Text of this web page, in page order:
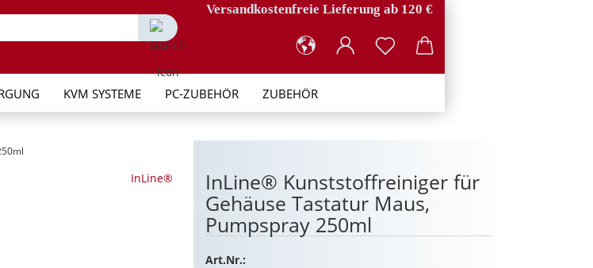
Suche...
Versandkostenfreie Lieferung ab 120 €
KVM SYSTEME PC-ZUBEHÖR ZUBEHÖR
InLine® InLine® Kunststoffreiniger für
Gehäuse Tastatur Maus,
Pumpspray 250ml
Art.Nr.: